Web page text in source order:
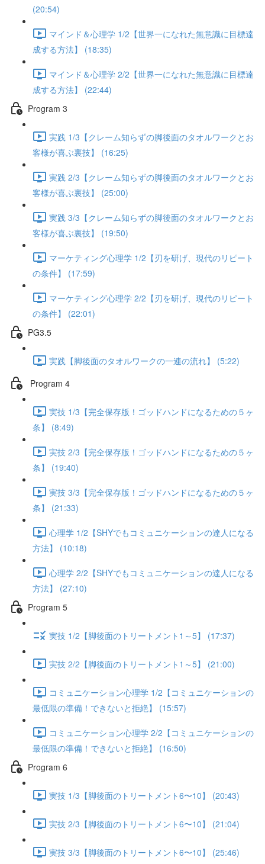
(20:54)
マインド＆心理学 1/2【世界一になれた無意識に目標達
成する方法】 (18:35)
マインド＆心理学 2/2【世界一になれた無意識に目標達
成する方法】 (22:44)
Program 3
実践 1/3【クレーム知らずの脚後面のタオルワークとお
客様が喜ぶ裏技】 (16:25)
実践 2/3【クレーム知らずの脚後面のタオルワークとお
客様が喜ぶ裏技】 (25:00)
実践 3/3【クレーム知らずの脚後面のタオルワークとお
客様が喜ぶ裏技】 (19:50)
マーケティング心理学 1/2【刃を研げ、現代のリピート
の条件】 (17:59)
マーケティング心理学 2/2【刃を研げ、現代のリピート
の条件】 (22:01)
PG3.5
実践【脚後面のタオルワークの一連の流れ】 (5:22)
Program 4
実技 1/3【完全保存版！ゴッドハンドになるための５ヶ
条】 (8:49)
実技 2/3【完全保存版！ゴッドハンドになるための５ヶ
条】 (19:40)
実技 3/3【完全保存版！ゴッドハンドになるための５ヶ
条】 (21:33)
心理学 1/2【SHYでもコミュニケーションの達人になる
方法】 (10:18)
心理学 2/2【SHYでもコミュニケーションの達人になる
方法】 (27:10)
Program 5
実技 1/2【脚後面のトリートメント1～5】 (17:37)
実技 2/2【脚後面のトリートメント1～5】 (21:00)
コミュニケーション心理学 1/2【コミュニケーションの
最低限の準備！できないと拒絶】 (15:57)
コミュニケーション心理学 2/2【コミュニケーションの
最低限の準備！できないと拒絶】 (16:50)
Program 6
実技 1/3【脚後面のトリートメント6〜10】 (20:43)
実技 2/3【脚後面のトリートメント6〜10】 (21:04)
実技 3/3【脚後面のトリートメント6〜10】 (25:46)